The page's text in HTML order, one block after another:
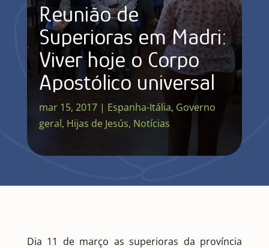
Reunião de
Superioras em Madri:
Viver hoje o Corpo
Apostólico universal
mar 15, 2017| Espanha-Itália, Governo
geral, Hijas de Jesús, Notícias
Dia 11 de março as superioras da província